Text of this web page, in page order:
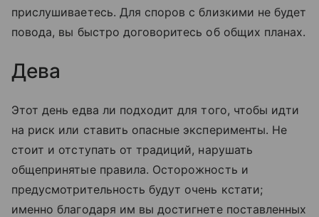
прислушиваетесь. Для споров с близкими не будет
повода, вы быстро договоритесь об общих планах.
Дева
Этот день едва ли подходит для того, чтобы идти
на риск или ставить опасные эксперименты. Не
стоит и отступать от традиций, нарушать
общепринятые правила. Осторожность и
предусмотрительность будут очень кстати;
именно благодаря им вы достигнете поставленных